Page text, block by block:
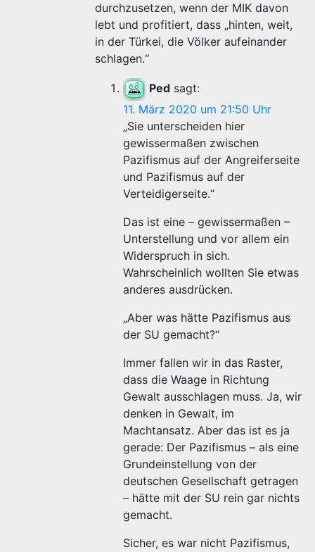
durchzusetzen, wenn der MIK davon
lebt und profitiert, dass „hinten, weit,
in der Türkei, die Völker aufeinander
schlagen.“
Ped sagt:
11. März 2020 um 21:50 Uhr
„Sie unterscheiden hier
gewissermaßen zwischen
Pazifismus auf der Angreiferseite
und Pazifismus auf der
Verteidigerseite.“
Das ist eine – gewissermaßen –
Unterstellung und vor allem ein
Widerspruch in sich.
Wahrscheinlich wollten Sie etwas
anderes ausdrücken.
„Aber was hätte Pazifismus aus
der SU gemacht?“
Immer fallen wir in das Raster,
dass die Waage in Richtung
Gewalt ausschlagen muss. Ja, wir
denken in Gewalt, im
Machtansatz. Aber das ist es ja
gerade: Der Pazifismus – als eine
Grundeinstellung von der
deutschen Gesellschaft getragen
– hätte mit der SU rein gar nichts
gemacht.
Sicher, es war nicht Pazifismus,